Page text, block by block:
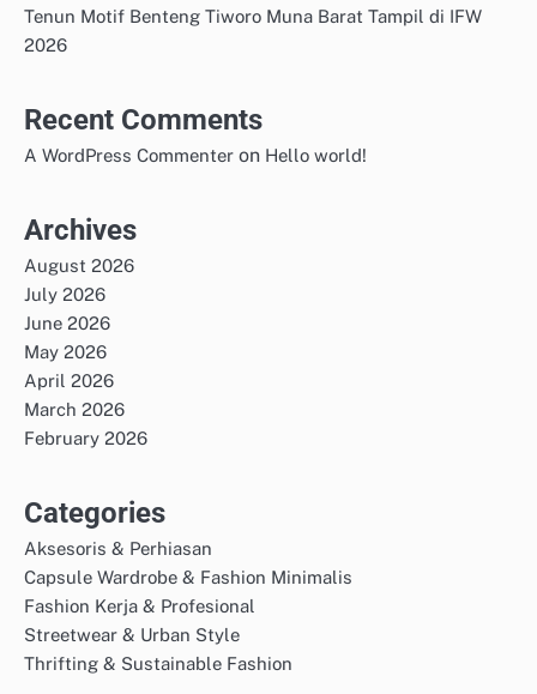
Tenun Motif Benteng Tiworo Muna Barat Tampil di IFW
2026
Recent Comments
A WordPress Commenter on Hello world!
Archives
August 2026
July 2026
June 2026
May 2026
April 2026
March 2026
February 2026
Categories
Aksesoris & Perhiasan
Capsule Wardrobe & Fashion Minimalis
Fashion Kerja & Profesional
Streetwear & Urban Style
Thrifting & Sustainable Fashion